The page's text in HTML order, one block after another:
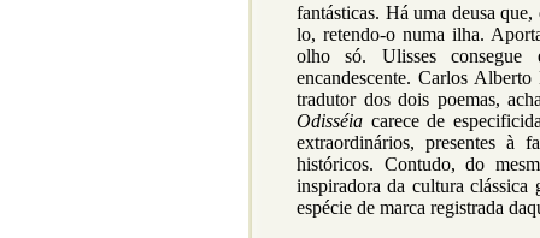
fantásticas. Há uma deusa
lo, retendo-o numa ilha.
olho só. Ulisses consegue
encandescente. Carlos
tradutor dos dois poemas,
Odisséia carece de
extraordinários, presentes à
históricos. Contudo, do
inspiradora da cultura clássica
espécie de marca registrada